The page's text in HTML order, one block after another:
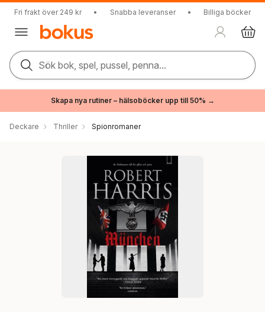
Fri frakt över 249 kr • Snabba leveranser • Billiga böcker
Sök bok, spel, pussel, penna...
Skapa nya rutiner – hälsoböcker upp till 50% →
Deckare Thriller Spionromaner